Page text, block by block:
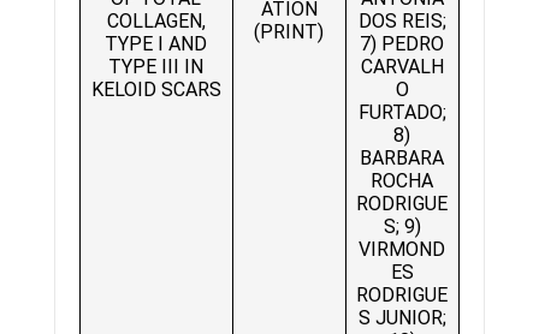
COLLAGEN,
TYPE I AND
TYPE III IN
KELOID SCARS
ATION
(PRINT)
DOS REIS;
7) PEDRO
CARVALH
O
FURTADO;
8)
BARBARA
ROCHA
RODRIGUE
S; 9)
VIRMOND
ES
RODRIGUE
S JUNIOR;